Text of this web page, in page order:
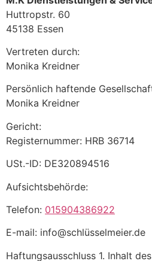
Huttropstr. 60
45138 Essen
Vertreten durch:
Monika Kreidner
Persönlich haftende
Monika Kreidner
Gericht:
Registernummer: HRB 36714
USt.-ID: DE320894516
Aufsichtsbehörde:
Telefon: 015904386922
E-mail: info@schlüsselmeier.de
Haftungsausschluss 1. Inhalt